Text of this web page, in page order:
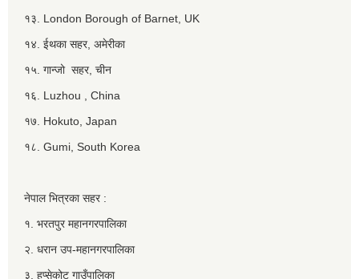
१३. London Borough of Barnet, UK
१४. ईथका सहर, अमेरीका
१५. गान्जो सहर, चीन
१६. Luzhou , China
१७. Hokuto, Japan
१८. Gumi, South Korea
नेपाल भित्रका सहर :
१. भरतपुर महानगरपालिका
२. धरान उप-महानगरपालिका
३. हुप्सेकोट गाउँपालिका